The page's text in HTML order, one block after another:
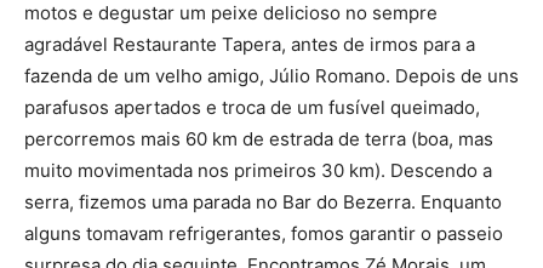
motos e degustar um peixe delicioso no sempre
agradável Restaurante Tapera, antes de irmos para a
fazenda de um velho amigo, Júlio Romano. Depois de uns
parafusos apertados e troca de um fusível queimado,
percorremos mais 60 km de estrada de terra (boa, mas
muito movimentada nos primeiros 30 km). Descendo a
serra, fizemos uma parada no Bar do Bezerra. Enquanto
alguns tomavam refrigerantes, fomos garantir o passeio